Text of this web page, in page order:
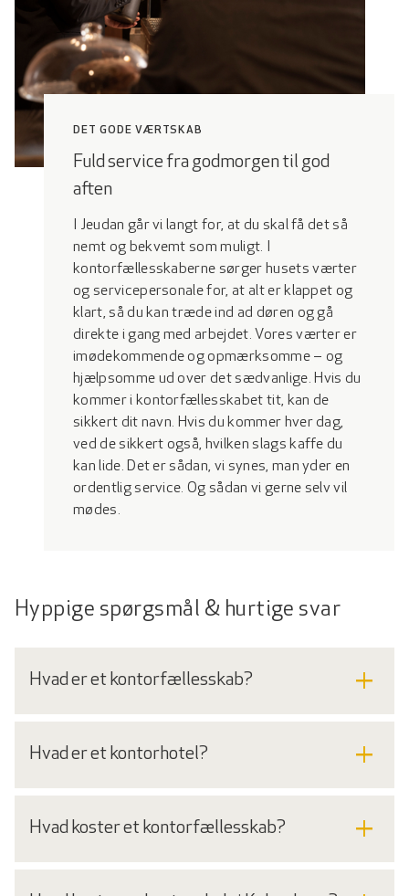
DET GODE VÆRTSKAB
Fuld service fra godmorgen til god
aften
I Jeudan går vi langt for, at du skal få det så
nemt og bekvemt som muligt. I
kontorfællesskaberne sørger husets værter
og servicepersonale for, at alt er klappet og
klart, så du kan træde ind ad døren og gå
direkte i gang med arbejdet. Vores værter er
imødekommende og opmærksomme ‒ og
hjælpsomme ud over det sædvanlige. Hvis du
kommer i kontorfællesskabet tit, kan de
sikkert dit navn. Hvis du kommer hver dag,
ved de sikkert også, hvilken slags kaffe du
kan lide. Det er sådan, vi synes, man yder en
ordentlig service. Og sådan vi gerne selv vil
mødes.
Hyppige spørgsmål & hurtige svar
Hvad er et kontorfællesskab? add
Hvad er et kontorhotel? add
Hvad koster et kontorfællesskab? add